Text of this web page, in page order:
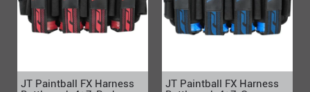
JT Paintball FX Harness
JT Paintball FX Harness